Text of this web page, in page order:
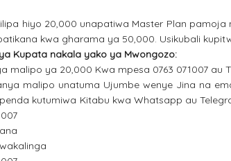
hiyo 20,000 unapatiwa Master Plan
kwa gharama ya 50,000. Usikubali
Kupata nakala yako ya Mwongozo:
malipo ya 20,000 Kwa mpesa 0763 071007 au
malipo unatuma Ujumbe wenye Jina na
kutumiwa Kitabu kwa Whatsapp au